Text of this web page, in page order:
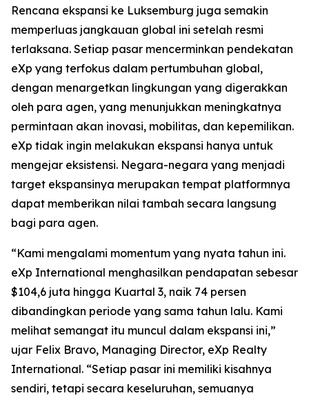
Rencana ekspansi ke Luksemburg juga semakin
memperluas jangkauan global ini setelah resmi
terlaksana. Setiap pasar mencerminkan pendekatan
eXp yang terfokus dalam pertumbuhan global,
dengan menargetkan lingkungan yang digerakkan
oleh para agen, yang menunjukkan meningkatnya
permintaan akan inovasi, mobilitas, dan kepemilikan.
eXp tidak ingin melakukan ekspansi hanya untuk
mengejar eksistensi. Negara-negara yang menjadi
target ekspansinya merupakan tempat platformnya
dapat memberikan nilai tambah secara langsung
bagi para agen.
“Kami mengalami momentum yang nyata tahun ini.
eXp International menghasilkan pendapatan sebesar
$104,6 juta hingga Kuartal 3, naik 74 persen
dibandingkan periode yang sama tahun lalu. Kami
melihat semangat itu muncul dalam ekspansi ini,”
ujar Felix Bravo, Managing Director, eXp Realty
International. “Setiap pasar ini memiliki kisahnya
sendiri, tetapi secara keseluruhan, semuanya